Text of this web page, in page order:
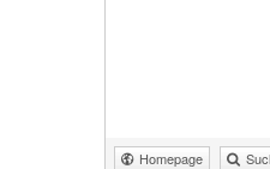
Homepage